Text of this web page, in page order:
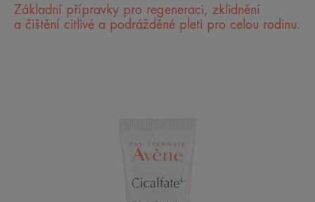
Základní přípravky pro regeneraci, zklidnění
a čištění citlivé a podrážděné pleti pro celou rodinu.